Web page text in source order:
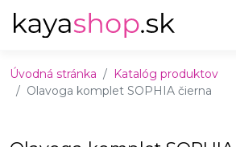
Úvodná stránka
Katalóg produktov
Olavoga komplet SOPHIA čierna